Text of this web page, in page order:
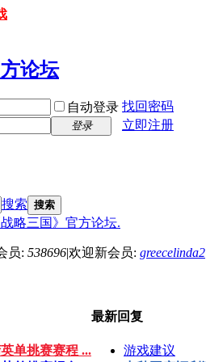
自动登录 找回密码
登录
立即注册
搜索 搜索
战略三国》官方论坛.
员: 538696|欢迎新会员: greecelinda2
单挑赛赛程 ...
最新回复
游戏建议